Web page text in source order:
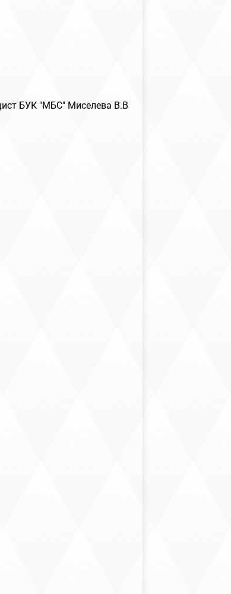
В.В